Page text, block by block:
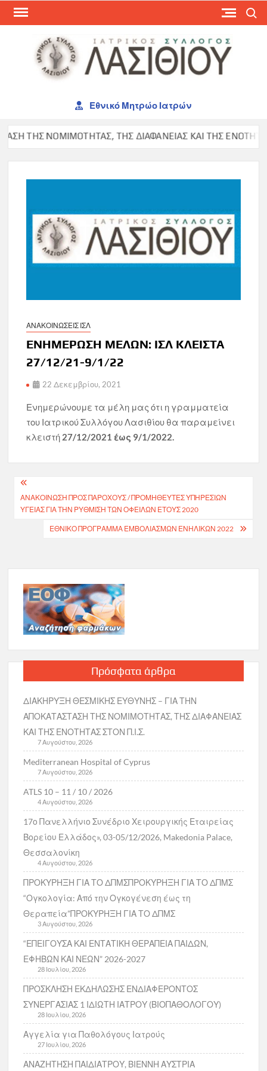
Skip
Εθνικό Μητρώο Ιατρών
ΤΗΣ ΝΟΜΙΜΟΤΗΤΑΣ, ΤΗΣ ΔΙΑΦΑΝΕΙΑΣ ΚΑΙ ΤΗΣ ΕΝΟΤΗΤΑΣ
ΑΝΑΚΟΙΝΩΣΕΙΣ ΙΣΛ
ΕΝΗΜΕΡΩΣΗ ΜΕΛΩΝ: ΙΣΛ ΚΛΕΙΣΤΑ
27/12/21-9/1/22
22 Δεκεμβρίου, 2021
Ενημερώνουμε τα μέλη μας ότι η γραμματεία
του Ιατρικού Συλλόγου Λασιθίου θα παραμείνει
κλειστή 27/12/2021 έως 9/1/2022.
Πλοήγηση
άρθρων
ΑΝΑΚΟΙΝΩΣΗ ΠΡΟΣ ΠΑΡΟΧΟΥΣ / ΠΡΟΜΗΘΕΥΤΕΣ ΥΠΗΡΕΣΙΩΝ
ΥΓΕΙΑΣ ΓΙΑ ΤΗΝ ΡΥΘΜΙΣΗ ΤΩΝ ΟΦΕΙΛΩΝ ΕΤΟΥΣ 2020
ΕΘΝΙΚΌ ΠΡΌΓΡΑΜΜΑ ΕΜΒΟΛΙΑΣΜΏΝ ΕΝΗΛΊΚΩΝ 2022
Πρόσφατα άρθρα
ΔΙΑΚΗΡΥΞΗ ΘΕΣΜΙΚΗΣ ΕΥΘΥΝΗΣ – ΓΙΑ ΤΗΝ
ΑΠΟΚΑΤΑΣΤΑΣΗ ΤΗΣ ΝΟΜΙΜΟΤΗΤΑΣ, ΤΗΣ ΔΙΑΦΑΝΕΙΑΣ
ΚΑΙ ΤΗΣ ΕΝΟΤΗΤΑΣ ΣΤΟΝ Π.Ι.Σ.
7 Αυγούστου, 2026
Mediterranean Hospital of Cyprus
7 Αυγούστου, 2026
ATLS 10 – 11 / 10 / 2026
4 Αυγούστου, 2026
17ο Πανελλήνιο Συνέδριο Χειρουργικής Εταιρείας
Βορείου Ελλάδος», 03-05/12/2026, Makedonia Palace,
Θεσσαλονίκη
4 Αυγούστου, 2026
ΠΡΟΚΥΡΗΞΗ ΓΙΑ ΤΟ ΔΠΜΣΠΡΟΚΥΡΗΞΗ ΓΙΑ ΤΟ ΔΠΜΣ
“Ογκολογία: Από την Ογκογένεση έως τη
Θεραπεία”ΠΡΟΚΥΡΗΞΗ ΓΙΑ ΤΟ ΔΠΜΣ
3 Αυγούστου, 2026
“ΕΠΕΙΓΟΥΣΑ ΚΑΙ ΕΝΤΑΤΙΚΗ ΘΕΡΑΠΕΙΑ ΠΑΙΔΩΝ,
ΕΦΗΒΩΝ ΚΑΙ ΝΕΩΝ” 2026-2027
28 Ιουλίου, 2026
ΠΡΟΣΚΛΗΣΗ ΕΚΔΗΛΩΣΗΣ ΕΝΔΙΑΦΕΡΟΝΤΟΣ
ΣΥΝΕΡΓΑΣΙΑΣ 1 ΙΔΙΩΤΗ ΙΑΤΡΟΥ (ΒΙΟΠΑΘΟΛΟΓΟΥ)
28 Ιουλίου, 2026
Αγγελία για Παθολόγους Ιατρούς
27 Ιουλίου, 2026
ΑΝΑΖΗΤΗΣΗ ΠΑΙΔΙΑΤΡΟΥ, ΒΙΕΝΝΗ ΑΥΣΤΡΙΑ